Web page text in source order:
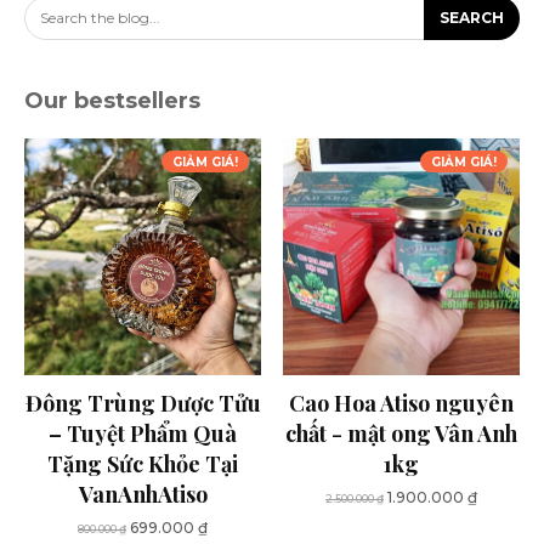
Search the blog... SEARCH
Our bestsellers
GIẢM GIÁ!
Đông Trùng Dược Tửu
– Tuyệt Phẩm Quà
Tặng Sức Khỏe Tại
VanAnhAtiso
800.000₫ Giá
699.000 ₫Giá
GIẢM GIÁ!
Cao Hoa Atiso nguyên
chất - mật ong Vân Anh
1kg
2.500.000₫ Giá
1.900.000 ₫Giá